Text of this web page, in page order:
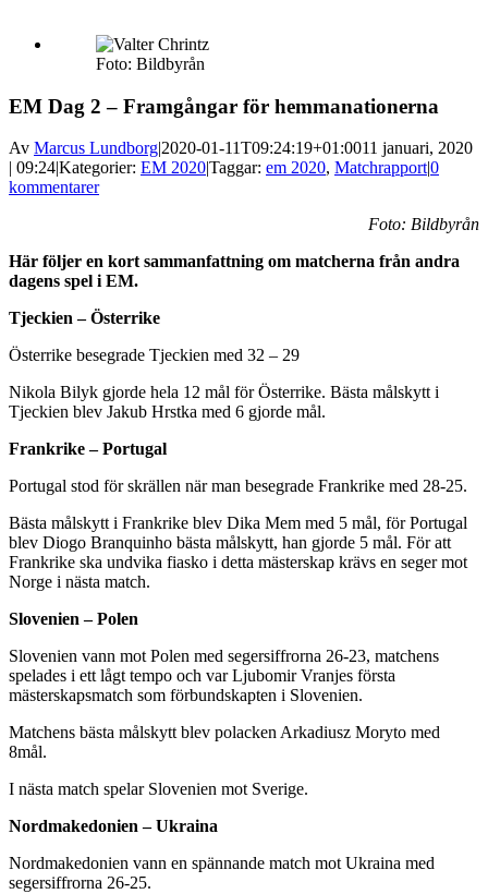
Foto: Bildbyrån
EM Dag 2 – Framgångar för hemmanationerna
Av Marcus Lundborg|2020-01-11T09:24:19+01:0011 januari, 2020
| 09:24|Kategorier: EM 2020|Taggar: em 2020, Matchrapport|0
kommentarer
Foto: Bildbyrån
Här följer en kort sammanfattning om matcherna från andra
dagens spel i EM.
Tjeckien – Österrike
Österrike besegrade Tjeckien med 32 – 29
Nikola Bilyk gjorde hela 12 mål för Österrike. Bästa målskytt i
Tjeckien blev Jakub Hrstka med 6 gjorde mål.
Frankrike – Portugal
Portugal stod för skrällen när man besegrade Frankrike med 28-25.
Bästa målskytt i Frankrike blev Dika Mem med 5 mål, för Portugal
blev Diogo Branquinho bästa målskytt, han gjorde 5 mål. För att
Frankrike ska undvika fiasko i detta mästerskap krävs en seger mot
Norge i nästa match.
Slovenien – Polen
Slovenien vann mot Polen med segersiffrorna 26-23, matchens
spelades i ett lågt tempo och var Ljubomir Vranjes första
mästerskapsmatch som förbundskapten i Slovenien.
Matchens bästa målskytt blev polacken Arkadiusz Moryto med
8mål.
I nästa match spelar Slovenien mot Sverige.
Nordmakedonien – Ukraina
Nordmakedonien vann en spännande match mot Ukraina med
segersiffrorna 26-25.